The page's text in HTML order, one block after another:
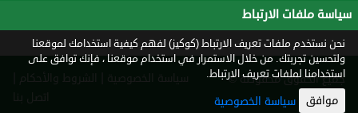
جميع الحقوق محفوظة ©
2026
سياسة ملفات الارتباط
نحن نستخدم ملفات تعريف الارتباط (كوكيز) لفهم كيفية استخدامك لموقعنا
ولتحسين تجربتك. من خلال الاستمرار في استخدام موقعنا ، فإنك توافق على
استخدامنا لملفات تعريف الارتباط.
موافق سياسة الخصوصية